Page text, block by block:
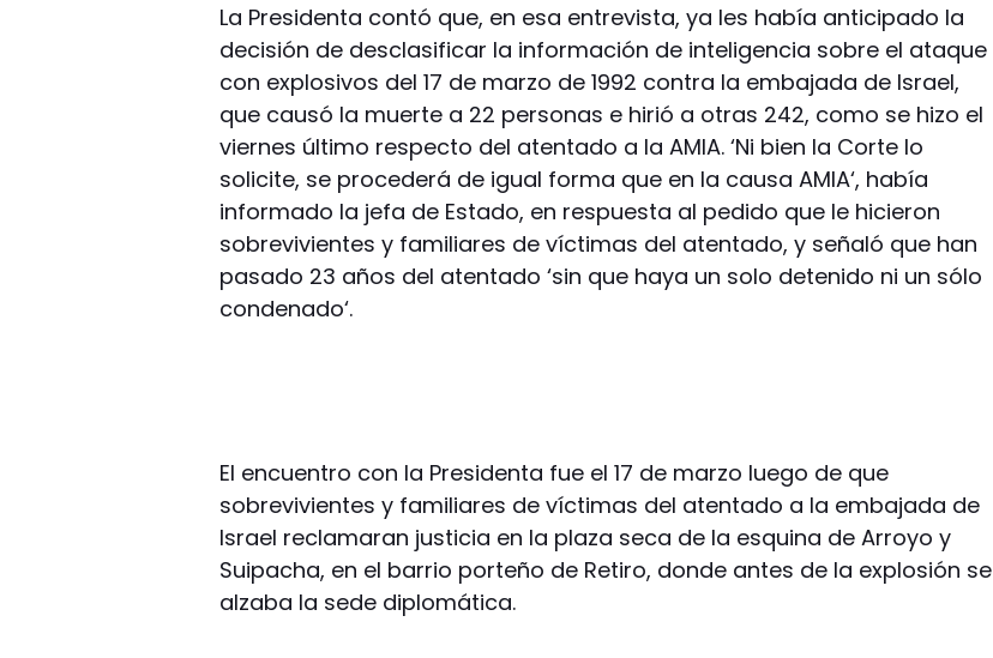
La Presidenta contó que, en esa entrevista, ya les había anticipado la
decisión de desclasificar la información de inteligencia sobre el ataque
con explosivos del 17 de marzo de 1992 contra la embajada de Israel,
que causó la muerte a 22 personas e hirió a otras 242, como se hizo el
viernes último respecto del atentado a la AMIA. ‘Ni bien la Corte lo
solicite, se procederá de igual forma que en la causa AMIA‘, había
informado la jefa de Estado, en respuesta al pedido que le hicieron
sobrevivientes y familiares de víctimas del atentado, y señaló que han
pasado 23 años del atentado ‘sin que haya un solo detenido ni un sólo
condenado‘.
El encuentro con la Presidenta fue el 17 de marzo luego de que
sobrevivientes y familiares de víctimas del atentado a la embajada de
Israel reclamaran justicia en la plaza seca de la esquina de Arroyo y
Suipacha, en el barrio porteño de Retiro, donde antes de la explosión se
alzaba la sede diplomática.